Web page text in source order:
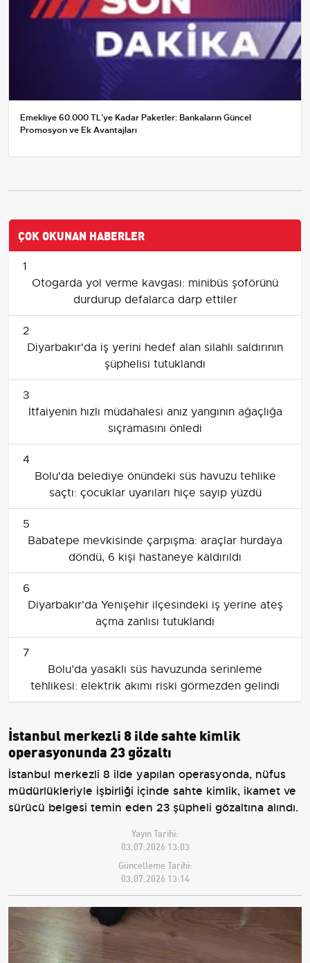
Emekliye 60.000 TL'ye Kadar Paketler: Bankaların Güncel
Promosyon ve Ek Avantajları
ÇOK OKUNAN HABERLER
1
Otogarda yol verme kavgası: minibüs şoförünü
durdurup defalarca darp ettiler
2
Diyarbakır'da iş yerini hedef alan silahlı saldırının
şüphelisi tutuklandı
3
İtfaiyenin hızlı müdahalesi anız yangının ağaçlığa
sıçramasını önledi
4
Bolu'da belediye önündeki süs havuzu tehlike
saçtı: çocuklar uyarıları hiçe sayıp yüzdü
5
Babatepe mevkisinde çarpışma: araçlar hurdaya
döndü, 6 kişi hastaneye kaldırıldı
6
Diyarbakır'da Yenişehir ilçesindeki iş yerine ateş
açma zanlısı tutuklandı
7
Bolu’da yasaklı süs havuzunda serinleme
tehlikesi: elektrik akımı riski görmezden gelindi
İstanbul merkezli 8 ilde sahte kimlik
operasyonunda 23 gözaltı
İstanbul merkezli 8 ilde yapılan operasyonda, nüfus
müdürlükleriyle işbirliği içinde sahte kimlik, ikamet ve
sürücü belgesi temin eden 23 şüpheli gözaltına alındı.
Yayın Tarihi:
03.07.2026 13:03
Güncelleme Tarihi:
03.07.2026 13:14